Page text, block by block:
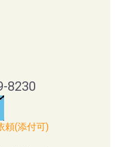
8230
頼(添付可)